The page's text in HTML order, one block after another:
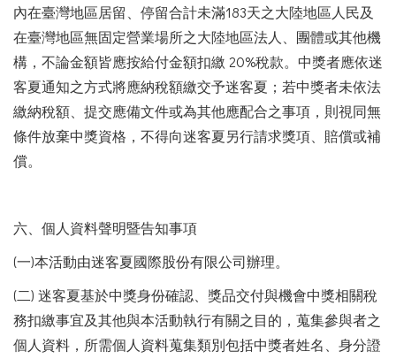
內在臺灣地區居留、停留合計未滿183天之大陸地區人民及
在臺灣地區無固定營業場所之大陸地區法人、團體或其他機
構，不論金額皆應按給付金額扣繳 20%稅款。中獎者應依迷
客夏通知之方式將應納稅額繳交予迷客夏；若中獎者未依法
繳納稅額、提交應備文件或為其他應配合之事項，則視同無
條件放棄中獎資格，不得向迷客夏另行請求獎項、賠償或補
償。
六、個人資料聲明暨告知事項
(一)本活動由迷客夏國際股份有限公司辦理。
(二) 迷客夏基於中獎身份確認、獎品交付與機會中獎相關稅
務扣繳事宜及其他與本活動執行有關之目的，蒐集參與者之
個人資料，所需個人資料蒐集類別包括中獎者姓名、身分證